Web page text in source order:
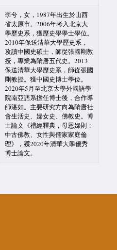
李兮，女，1987年出生於山西
省太原市。2006年考入北京大
學歷史系，獲歷史學學士學位。
2010年保送清華大學歷史系，
攻讀中國史碩士，師從張國剛教
授，專業為隋唐五代史。2013
保送清華大學歷史系，師從張國
剛教授。獲中國史博士學位。
2020年5月至北京大學外國語學
院南亞語系擔任博士後，合作導
師湛如。主要研究方向為隋唐社
會生活史、婦女史、佛教史。博
士論文《禮經釋典，母恩婦則：
中古佛教、女性與儒家家庭倫
理》，獲2020年清華大學優秀
博士論文。